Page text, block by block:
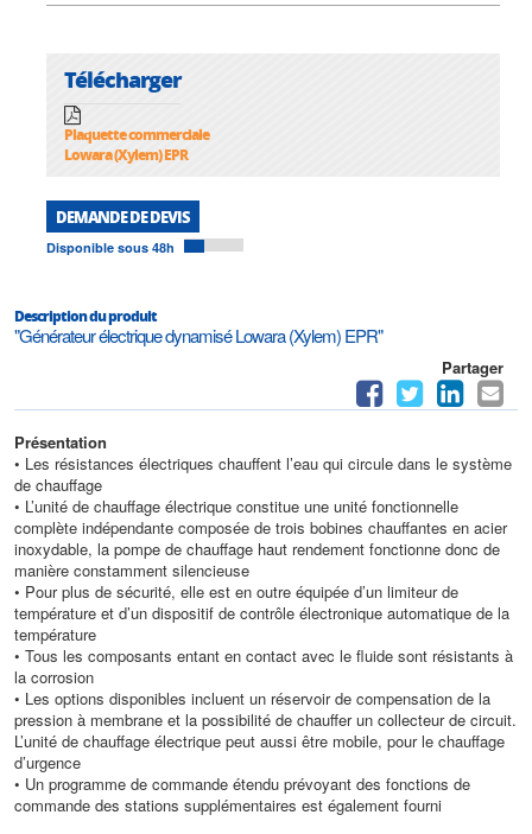
Télécharger
Plaquette commerciale
Lowara (Xylem) EPR
DEMANDE DE DEVIS
Disponible sous 48h
Description du produit
"Générateur électrique dynamisé Lowara (Xylem) EPR"
Partager
Présentation
• Les résistances électriques chauffent l’eau qui circule dans le système
de chauffage
• L’unité de chauffage électrique constitue une unité fonctionnelle
complète indépendante composée de trois bobines chauffantes en acier
inoxydable, la pompe de chauffage haut rendement fonctionne donc de
manière constamment silencieuse
• Pour plus de sécurité, elle est en outre équipée d’un limiteur de
température et d’un dispositif de contrôle électronique automatique de la
température
• Tous les composants entant en contact avec le fluide sont résistants à
la corrosion
• Les options disponibles incluent un réservoir de compensation de la
pression à membrane et la possibilité de chauffer un collecteur de circuit.
L’unité de chauffage électrique peut aussi être mobile, pour le chauffage
d’urgence
• Un programme de commande étendu prévoyant des fonctions de
commande des stations supplémentaires est également fourni